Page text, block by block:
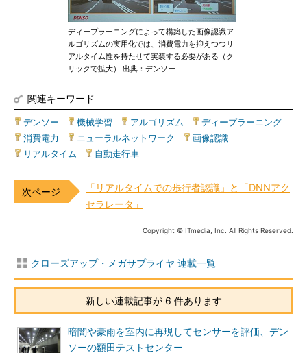
ディープラーニングによって構築した画像認識ア
ルゴリズムの実用化では、消費電力を抑えつつリ
アルタイム性を持たせて実装する必要がある（ク
リックで拡大） 出典：デンソー
関連キーワード
デンソー 機械学習 アルゴリズム ディープラーニング
消費電力
ニューラルネットワーク 画像認識
リアルタイム
自動走行車
「リアルタイムでの歩行者認識」と「DNNアク
セラレータ」
Copyright © ITmedia, Inc. All Rights Reserved.
クローズアップ・メガサプライヤ 連載一覧
新しい連載記事が 6 件あります
暗闇や豪雨を室内に再現してセンサーを評価、デン
ソーの額田テストセンター